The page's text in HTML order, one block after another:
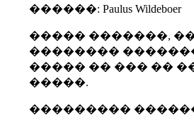
������: Paulus Wildeboer
����� �������,
��������
����� �� ��� ��
�����.
���������